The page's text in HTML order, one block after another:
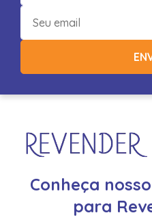
Conheça
para